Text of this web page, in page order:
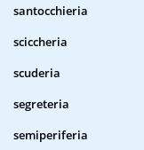
santocchieria
sciccheria
scuderia
segreteria
semiperiferia